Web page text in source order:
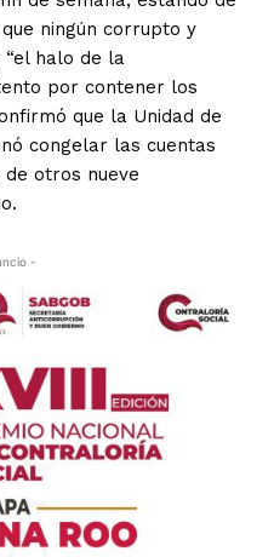
ningún corrupto y
halo de la
por contener los
que la Unidad de
congelar las cuentas
de otros nueve
-